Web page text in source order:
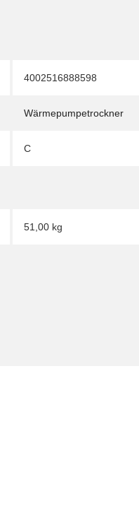
4002516888598
Wärmepumpetrockner
C
51,00 kg